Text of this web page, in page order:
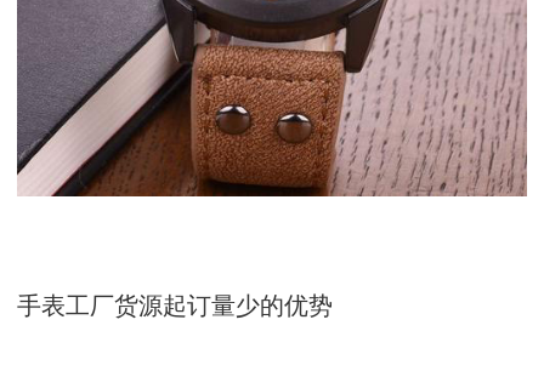
手表工厂货源起订量少的优势